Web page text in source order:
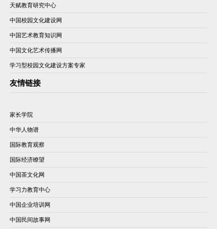
天赋教育研究中心
中国校园文化建设网
中国艺术教育知识网
中国文化艺术传播网
学习型校园文化建设方案专家
友情链接
家长学院
中华人物谱
国际教育观察
国际经济瞭望
中国茶文化网
学习力教育中心
中国企业培训网
中国民间故事网